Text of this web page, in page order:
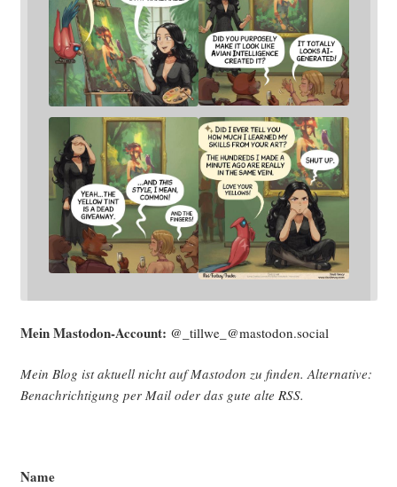
Mein Mast­o­don-Account: @_tillwe_@mastodon.social
Mein Blog ist aktu­ell nicht auf Mast­o­don zu fin­den. Alter­na­ti­ve:
Benach­rich­ti­gung per Mail oder das gute alte RSS.
Name